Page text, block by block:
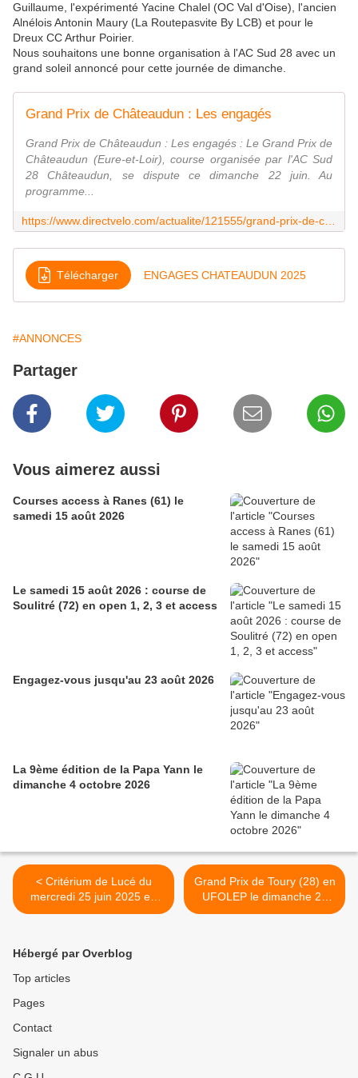
Guillaume, l'expérimenté Yacine Chalel (OC Val d'Oise), l'ancien
Alnélois Antonin Maury (La Routepasvite By LCB) et pour le
Dreux CC Arthur Poirier.
Nous souhaitons une bonne organisation à l'AC Sud 28 avec un
grand soleil annoncé pour cette journée de dimanche.
Grand Prix de Châteaudun : Les engagés
Grand Prix de Châteaudun : Les engagés : Le Grand Prix de
Châteaudun (Eure-et-Loir), course organisée par l'AC Sud
28 Châteaudun, se dispute ce dimanche 22 juin. Au
programme...
Télécharger ENGAGES CHATEAUDUN 2025
#ANNONCES
Partager
Vous aimerez aussi
Courses access à Ranes (61) le
samedi 15 août 2026
Le samedi 15 août 2026 : course de
Soulitré (72) en open 1, 2, 3 et access
Engagez-vous jusqu'au 23 août 2026
La 9ème édition de la Papa Yann le
dimanche 4 octobre 2026
< Critérium de Lucé du
mercredi 25 juin 2025 en
élites, open 1, 2, 3 et
Grand Prix de Toury (28) en
UFOLEP le dimanche 29
juin 2025 >
Hébergé par Overblog
Top articles
Pages
Contact
Signaler un abus